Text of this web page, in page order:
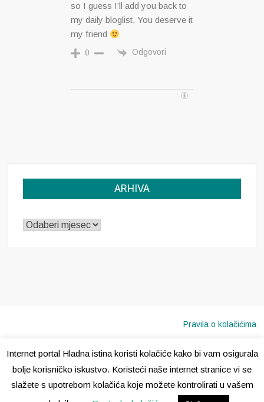
so I guess I’ll add you back to
my daily bloglist. You deserve it
my friend
0 Odgovori
ARHIVA
ARHIVA
Pravila o kolačićima
Internet portal Hladna istina koristi kolačiće kako bi vam osigurala
bolje korisničko iskustvo. Koristeći naše internet stranice vi se
slažete s upotrebom kolačića koje možete kontrolirati u vašem
Copyright © 2020 · Sva prava pridržana · Hladna Istina